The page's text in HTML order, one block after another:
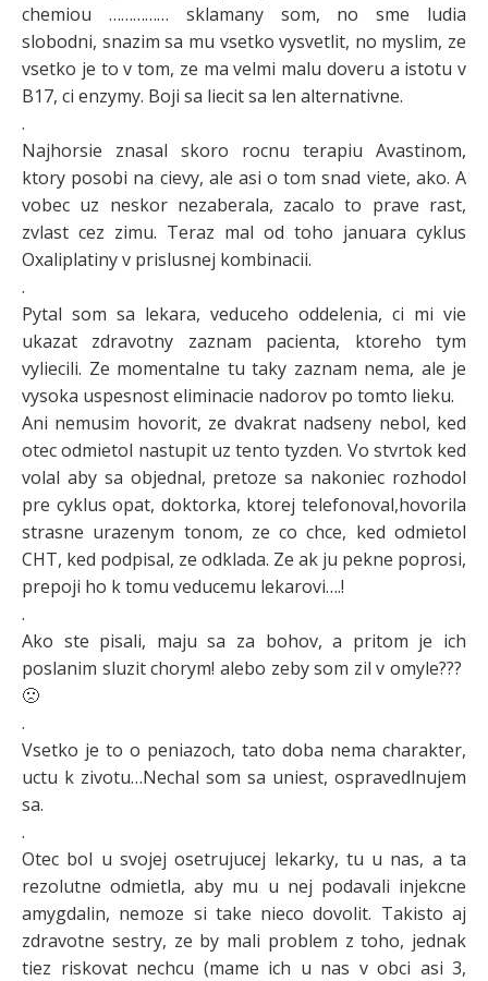
chemiou …………… sklamany som, no sme ludia
slobodni, snazim sa mu vsetko vysvetlit, no myslim, ze
vsetko je to v tom, ze ma velmi malu doveru a istotu v
B17, ci enzymy. Boji sa liecit sa len alternativne.
.
Najhorsie znasal skoro rocnu terapiu Avastinom,
ktory posobi na cievy, ale asi o tom snad viete, ako. A
vobec uz neskor nezaberala, zacalo to prave rast,
zvlast cez zimu. Teraz mal od toho januara cyklus
Oxaliplatiny v prislusnej kombinacii.
.
Pytal som sa lekara, veduceho oddelenia, ci mi vie
ukazat zdravotny zaznam pacienta, ktoreho tym
vyliecili. Ze momentalne tu taky zaznam nema, ale je
vysoka uspesnost eliminacie nadorov po tomto lieku.
Ani nemusim hovorit, ze dvakrat nadseny nebol, ked
otec odmietol nastupit uz tento tyzden. Vo stvrtok ked
volal aby sa objednal, pretoze sa nakoniec rozhodol
pre cyklus opat, doktorka, ktorej telefonoval,hovorila
strasne urazenym tonom, ze co chce, ked odmietol
CHT, ked podpisal, ze odklada. Ze ak ju pekne poprosi,
prepoji ho k tomu veducemu lekarovi….!
.
Ako ste pisali, maju sa za bohov, a pritom je ich
poslanim sluzit chorym! alebo zeby som zil v omyle???
🙁
.
Vsetko je to o peniazoch, tato doba nema charakter,
uctu k zivotu…Nechal som sa uniest, ospravedlnujem
sa.
.
Otec bol u svojej osetrujucej lekarky, tu u nas, a ta
rezolutne odmietla, aby mu u nej podavali injekcne
amygdalin, nemoze si take nieco dovolit. Takisto aj
zdravotne sestry, ze by mali problem z toho, jednak
tiez riskovat nechcu (mame ich u nas v obci asi 3,